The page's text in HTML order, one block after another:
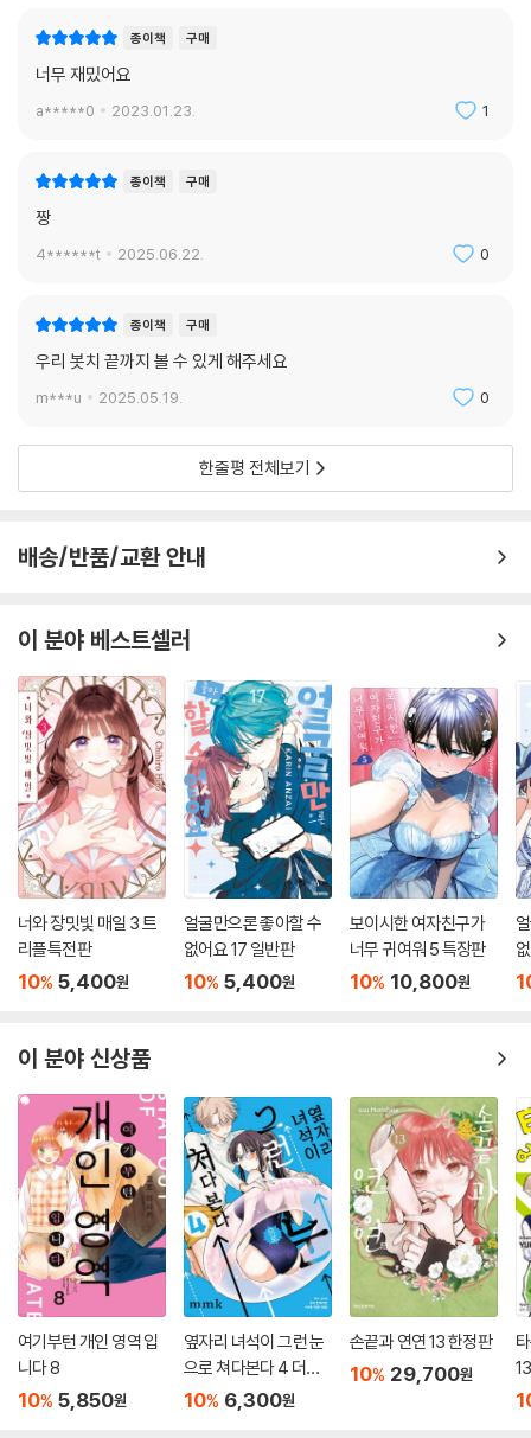
종이책 구매
너무 재밌어요
a*****0 2023.01.23. 1
종이책 구매
짱
4******t 2025.06.22. 0
종이책 구매
우리 봇치 끝까지 볼 수 있게 해주세요
m***u 2025.05.19. 0
한줄평 전체보기
배송/반품/교환 안내
이 분야 베스트셀러
너와 장밋빛 매일 3 트
리플특전판
10% 5,400원
얼굴만으론 좋아할 수
없어요 17 일반판
10% 5,400원
보이시한 여자친구가
너무 귀여워 5 특장판
10% 10,800원
이 분야 신상품
여기부턴 개인 영역 입
니다 8
10% 5,850원
옆자리 녀석이 그런 눈
으로 쳐다본다 4 더블
특전판
10% 6,300원
손끝과 연연 13 한정판
10% 29,700원
13